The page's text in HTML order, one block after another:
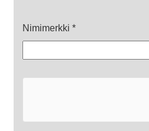
Nimimerkki *